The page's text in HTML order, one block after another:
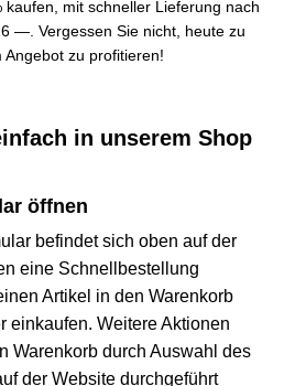
mit schneller Lieferung nach
—. Vergessen Sie nicht, heute zu
zu profitieren!
in unserem Shop
befindet sich oben auf der
eine Schnellbestellung
Artikel in den Warenkorb
einkaufen. Weitere Aktionen
Warenkorb durch Auswahl des
der Website durchgeführt